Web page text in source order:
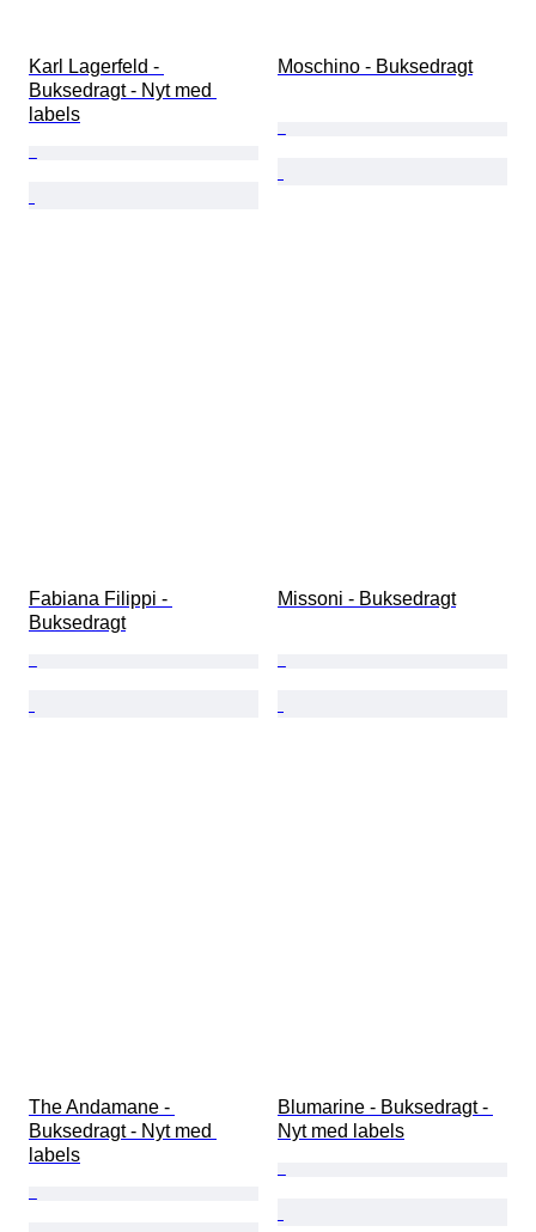
Karl Lagerfeld -
Buksedragt - Nyt med
labels
Moschino - Buksedragt
Fabiana Filippi -
Buksedragt
Missoni - Buksedragt
The Andamane -
Buksedragt - Nyt med
labels
Blumarine - Buksedragt -
Nyt med labels